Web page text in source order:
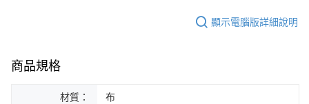
顯示電腦版詳細說明
商品規格
材質： 布